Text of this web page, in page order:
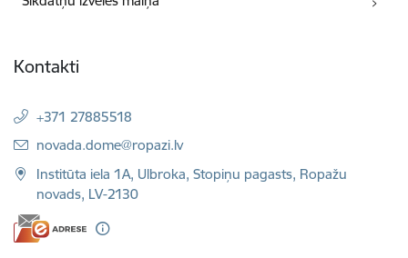
Kontakti
+371 27885518
E-pasts:
novada.dome@ropazi.lv
Institūta iela 1A, Ulbroka, Stopiņu pagasts, Ropažu
novads, LV-2130